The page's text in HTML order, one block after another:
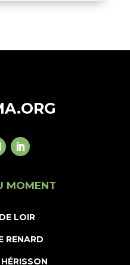
MOMENT
LOIR
RENARD